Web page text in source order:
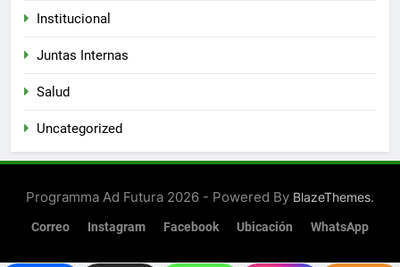
Institucional
Juntas Internas
Salud
Uncategorized
Programma Ad Futura 2026 - Powered By BlazeThemes.
Correo Instagram Facebook Ubicación WhatsApp